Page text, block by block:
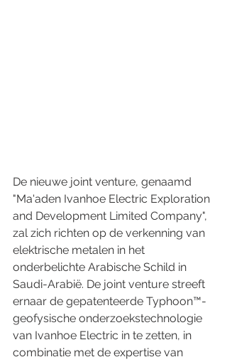
De nieuwe joint venture, genaamd
"Ma'aden Ivanhoe Electric Exploration
and Development Limited Company",
zal zich richten op de verkenning van
elektrische metalen in het
onderbelichte Arabische Schild in
Saudi-Arabië. De joint venture streeft
ernaar de gepatenteerde Typhoon™-
geofysische onderzoekstechnologie
van Ivanhoe Electric in te zetten, in
combinatie met de expertise van